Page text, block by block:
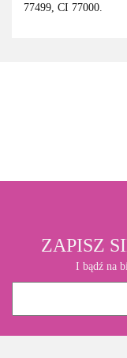
77499, CI 77000.
ZAPISZ
I bądź na